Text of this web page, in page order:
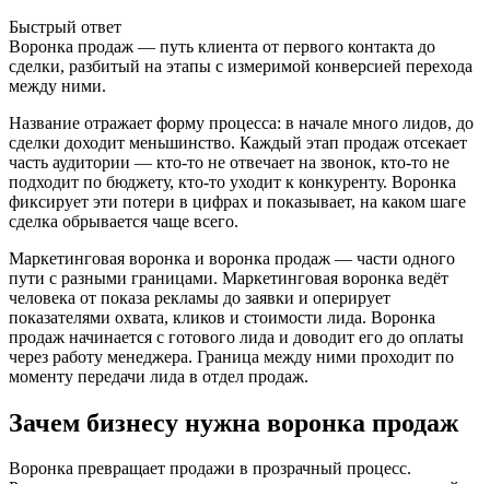
Быстрый ответ
Воронка продаж — путь клиента от первого контакта до
сделки, разбитый на этапы с измеримой конверсией перехода
между ними.
Название отражает форму процесса: в начале много лидов, до
сделки доходит меньшинство. Каждый этап продаж отсекает
часть аудитории — кто-то не отвечает на звонок, кто-то не
подходит по бюджету, кто-то уходит к конкуренту. Воронка
фиксирует эти потери в цифрах и показывает, на каком шаге
сделка обрывается чаще всего.
Маркетинговая воронка и воронка продаж — части одного
пути с разными границами. Маркетинговая воронка ведёт
человека от показа рекламы до заявки и оперирует
показателями охвата, кликов и стоимости лида. Воронка
продаж начинается с готового лида и доводит его до оплаты
через работу менеджера. Граница между ними проходит по
моменту передачи лида в отдел продаж.
Зачем бизнесу нужна воронка продаж
Воронка превращает продажи в прозрачный процесс.